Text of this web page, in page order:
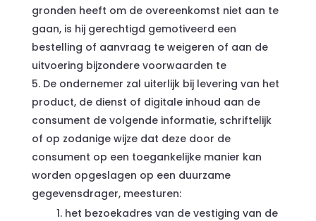
gronden heeft om de overeenkomst niet aan te
gaan, is hij gerechtigd gemotiveerd een
bestelling of aanvraag te weigeren of aan de
uitvoering bijzondere voorwaarden te
De ondernemer zal uiterlijk bij levering van het
product, de dienst of digitale inhoud aan de
consument de volgende informatie, schriftelijk
of op zodanige wijze dat deze door de
consument op een toegankelijke manier kan
worden opgeslagen op een duurzame
gegevensdrager, meesturen:
het bezoekadres van de vestiging van de